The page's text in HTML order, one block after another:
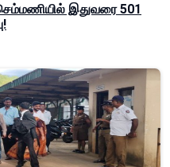
இதுவரை 501